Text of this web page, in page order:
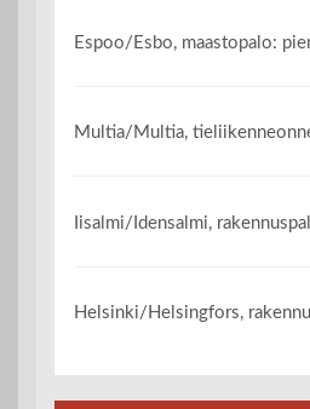
Espoo/Esbo, maastopalo:
Multia/Multia,
Iisalmi/Idensalmi,
Helsinki/Helsingfors,